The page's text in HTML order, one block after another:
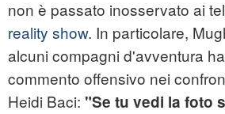
non è passato inosservato ai
reality show. In particolare,
alcuni compagni d'avventura
commento offensivo nei
Heidi Baci: "Se tu vedi la foto